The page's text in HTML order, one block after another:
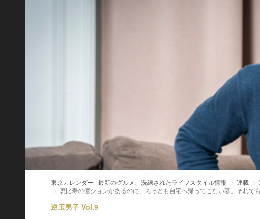
東京カレンダー | 最新のグルメ、洗練されたライフスタイル情報 連載
恵比寿の億ションがあるのに、ちっとも自宅へ帰ってこない妻。それで
逆玉男子 Vol.9